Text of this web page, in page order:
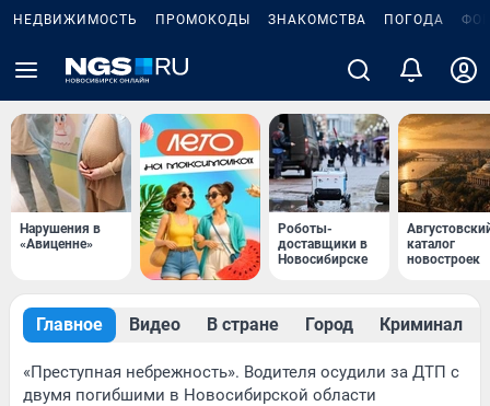
НЕДВИЖИМОСТЬ ПРОМОКОДЫ ЗНАКОМСТВА ПОГОДА
Нарушения в
«Авиценне»
Роботы-
доставщики в
Новосибирске
каталог
новостроек
Главное Видео В стране Город Криминал
«Преступная небрежность». Водителя осудили за ДТП с
двумя погибшими в Новосибирской области